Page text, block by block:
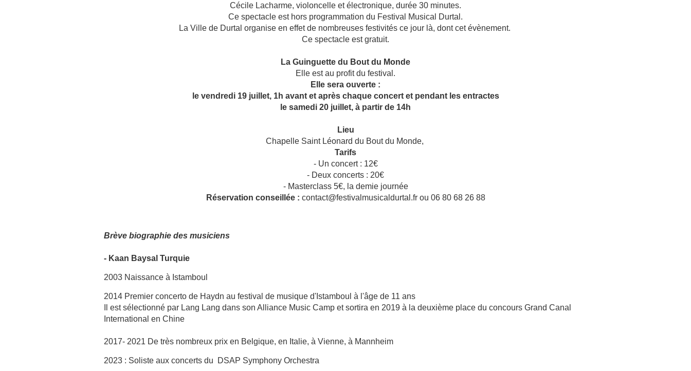
Cécile Lacharme, violoncelle et électronique, durée 30 minutes.
Ce spectacle est hors programmation du Festival Musical Durtal.
La Ville de Durtal organise en effet de nombreuses festivités ce jour là, dont cet évènement.
Ce spectacle est gratuit.
La Guinguette du Bout du Monde
Elle est au profit du festival.
Elle sera ouverte :
le vendredi 19 juillet, 1h avant et après chaque concert et pendant les entractes
le samedi 20 juillet, à partir de 14h
Lieu
Chapelle Saint Léonard du Bout du Monde,
Tarifs
- Un concert : 12€
- Deux concerts : 20€
- Masterclass 5€, la demie journée
Réservation conseillée : contact@festivalmusicaldurtal.fr ou 06 80 68 26 88
Brève biographie des musiciens
- Kaan Baysal Turquie
2003 Naissance à Istamboul
2014 Premier concerto de Haydn au festival de musique d'Istamboul à l'âge de 11 ans
Il est sélectionné par Lang Lang dans son Alliance Music Camp et sortira en 2019 à la deuxième place du concours Grand Canal
International en Chine
2017- 2021 De très nombreux prix en Belgique, en Italie, à Vienne, à Mannheim
2023 : Soliste aux concerts du DSAP Symphony Orchestra